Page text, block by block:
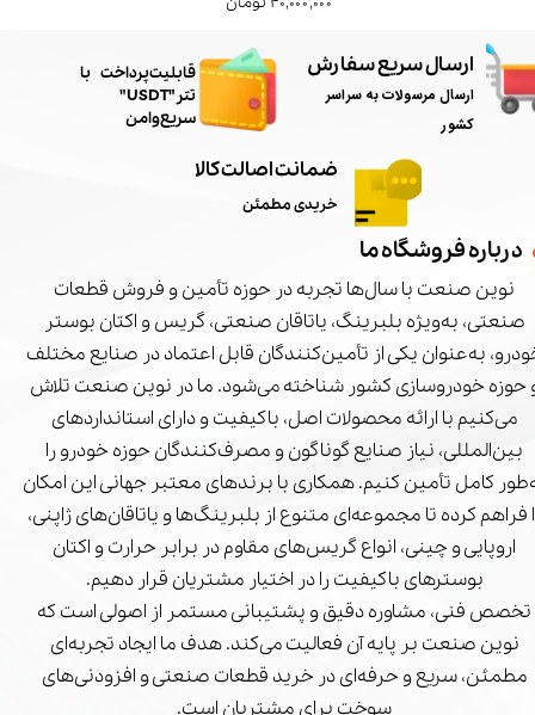
ارسال سریع سفارش
ارسال مرسولات به سراسر
کشور
ضمانت اصالت کالا
خریدی مطمئن
درباره فروشگاه ما
نوین صنعت با سال‌ها تجربه در حوزه تأمین و فروش قطعات
صنعتی، به‌ویژه بلبرینگ، یاتاقان صنعتی، گریس و اکتان بوستر
به‌عنوان یکی از تأمین‌کنندگان قابل اعتماد در صنایع مختلف
حوزه خودروسازی کشور شناخته می‌شود. ما در نوین صنعت تلاش
می‌کنیم با ارائه محصولات اصل، باکیفیت و دارای استانداردهای
بین‌المللی، نیاز صنایع گوناگون و مصرف‌کنندگان حوزه خودرو را
کامل تأمین کنیم. همکاری با برندهای معتبر جهانی این امکان
فراهم کرده تا مجموعه‌ای متنوع از بلبرینگ‌ها و یاتاقان‌های ژاپنی،
اروپایی و چینی، انواع گریس‌های مقاوم در برابر حرارت و اکتان
بوسترهای باکیفیت را در اختیار مشتریان قرار دهیم.
تخصص فنی، مشاوره دقیق و پشتیبانی مستمر از اصولی است که
نوین صنعت بر پایه آن فعالیت می‌کند. هدف ما ایجاد تجربه‌ای
مطمئن، سریع و حرفه‌ای در خرید قطعات صنعتی و افزودنی‌های
سوخت برای مشتریان است.
​قابلیت پرداخت با
تتر"USDT"
سریع و امن